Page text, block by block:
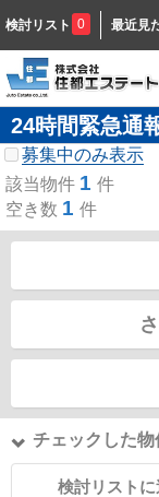
検討リスト 0 最近見
24時間緊急通
募集中のみ表示
該当物件 1 件
空き数 1 件
チェックした
検討リストに